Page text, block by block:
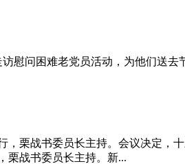
问困难老党员活动，为他们送
栗战书委员长主持。会议决定，
栗战书委员长主持。新...